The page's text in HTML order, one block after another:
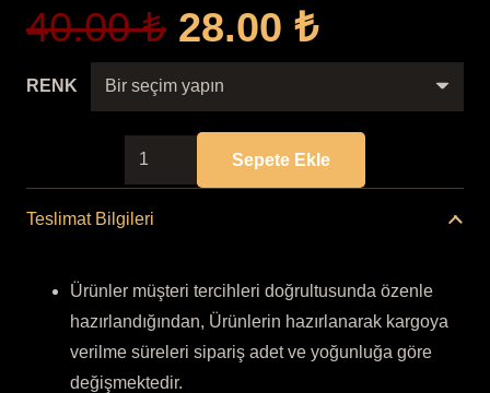
40.00₺ Orijinal
fiyat:
40.00 ₺.
28.00 ₺Şu
andaki
28.00 ₺.
RENK
DKR/015
MUMLUK
Sepete Ekle
Teslimat Bilgileri
Ürünler müşteri tercihleri doğrultusunda özenle
hazırlandığından, Ürünlerin hazırlanarak kargoya
verilme süreleri sipariş adet ve yoğunluğa göre
değişmektedir.